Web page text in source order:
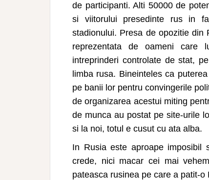
de participanti. Alti 50000 de
si viitorului presedinte rus in
stadionului. Presa de opozitie
reprezentata de oameni care
intreprinderi controlate de stat,
limba rusa. Bineinteles ca
pe banii lor pentru convingerile
de organizarea acestui miting
de munca au postat pe site-urile
si la noi, totul e cusut cu ata alba.
In Rusia este aproape imposibil
crede, nici macar cei mai
pateasca rusinea pe care a patit-o